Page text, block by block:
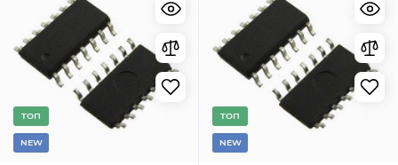
TОП
NEW
TОП
NEW